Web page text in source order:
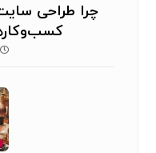
چرا طراحی